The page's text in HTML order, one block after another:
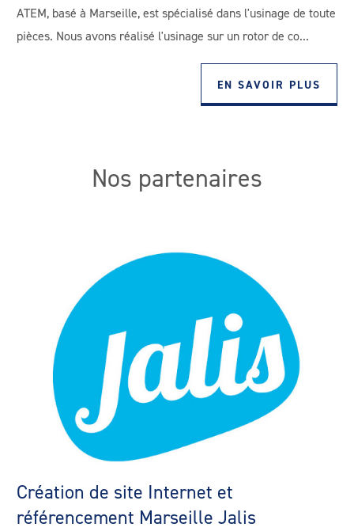
ATEM, basé à Marseille, est spécialisé dans l'usinage de toute
pièces. Nous avons réalisé l'usinage sur un rotor de co...
EN SAVOIR PLUS
Nos partenaires
Création de site Internet et
référencement Marseille Jalis